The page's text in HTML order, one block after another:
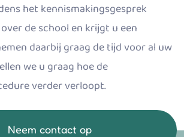
het kennismakingsgesprek
de school en krijgt u een
daarbij graag de tijd voor al uw
we u graag hoe de
verder verloopt.
Neem contact op